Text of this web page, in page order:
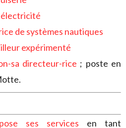
électricité
de systèmes nautiques
expérimenté
sa directeur-rice ; poste en
ses services en tant